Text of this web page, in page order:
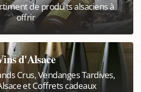
de produits alsaciens à
offrir
d'Alsace
Crus, Vendanges Tardives,
et Coffrets cadeaux